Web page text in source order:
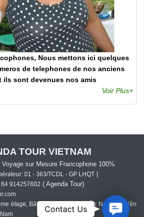
Nous mettons ici quelques
de telephones de nos anciens
ils sont devenues nos amis
Voir Plus+
TOUR VIETNAM
sur Mesure Francophone 100%
01 - 363/TCDL - GP LHQT
914257602 ( Agenda Tour)
étage, Bâtiment 169 Đ. Nguyễn Ngọc Vũ, Yên
Contact
Contact Us